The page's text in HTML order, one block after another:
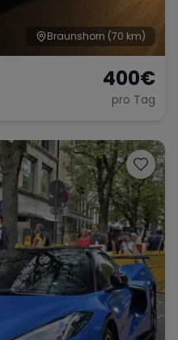
Braunshorn (70 km)
400€
pro Tag